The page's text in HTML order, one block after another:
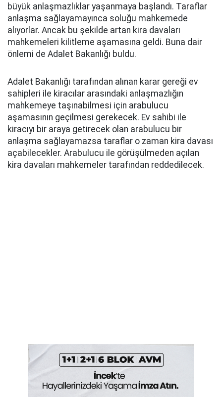
büyük anlaşmazlıklar yaşanmaya başlandı. Taraflar
anlaşma sağlayamayınca soluğu mahkemede
alıyorlar. Ancak bu şekilde artan kira davaları
mahkemeleri kilitleme aşamasına geldi. Buna dair
önlemi de Adalet Bakanlığı buldu.
Adalet Bakanlığı tarafından alınan karar gereği ev
sahipleri ile kiracılar arasındaki anlaşmazlığın
mahkemeye taşınabilmesi için arabulucu
aşamasının geçilmesi gerekecek. Ev sahibi ile
kiracıyı bir araya getirecek olan arabulucu bir
anlaşma sağlayamazsa taraflar o zaman kira davası
açabilecekler. Arabulucu ile görüşülmeden açılan
kira davaları mahkemeler tarafından reddedilecek.